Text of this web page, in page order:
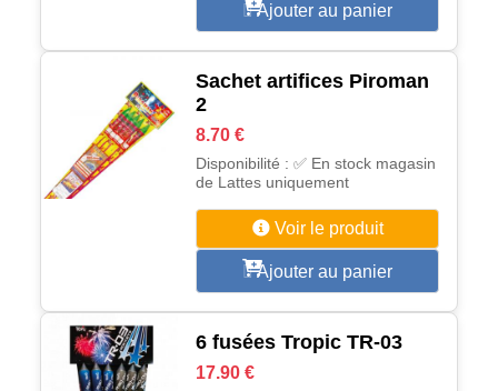
Ajouter au panier
Sachet artifices Piroman
2
8.70 €
Disponibilité : ✅ En stock magasin
de Lattes uniquement
Voir le produit
Ajouter au panier
6 fusées Tropic TR-03
17.90 €